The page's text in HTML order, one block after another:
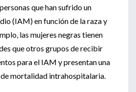
que han sufrido un
(IAM) en función de la raza y
las mujeres negras tienen
que otros grupos de recibir
para el IAM y presentan una
de mortalidad intrahospitalaria.